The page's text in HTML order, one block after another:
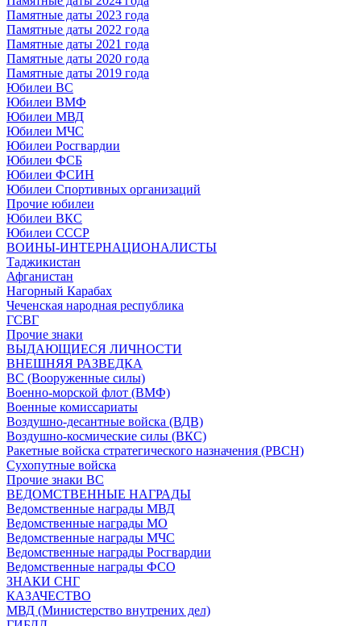
Памятные даты 2023 года
Памятные даты 2022 года
Памятные даты 2021 года
Памятные даты 2020 года
Памятные даты 2019 года
Юбилеи ВС
Юбилеи ВМФ
Юбилеи МВД
Юбилеи МЧС
Юбилеи Росгвардии
Юбилеи ФСБ
Юбилеи ФСИН
Юбилеи Спортивных организаций
Прочие юбилеи
Юбилеи ВКС
Юбилеи СССР
ВОИНЫ-ИНТЕРНАЦИОНАЛИСТЫ
Таджикистан
Афганистан
Нагорный Карабах
Чеченская народная республика
ГСВГ
Прочие знаки
ВЫДАЮЩИЕСЯ ЛИЧНОСТИ
ВНЕШНЯЯ РАЗВЕДКА
ВС (Вооруженные силы)
Военно-морской флот (ВМФ)
Военные комиссариаты
Воздушно-десантные войска (ВДВ)
Воздушно-космические силы (ВКС)
Ракетные войска стратегического назначения (РВСН)
Сухопутные войска
Прочие знаки ВС
ВЕДОМСТВЕННЫЕ НАГРАДЫ
Ведомственные награды МВД
Ведомственные награды МО
Ведомственные награды МЧС
Ведомственные награды Росгвардии
Ведомственные награды ФСО
ЗНАКИ СНГ
КАЗАЧЕСТВО
МВД (Министерство внутрених дел)